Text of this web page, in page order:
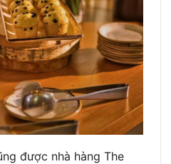
được nhà hàng The